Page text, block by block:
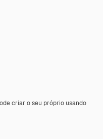
criar o seu próprio usando